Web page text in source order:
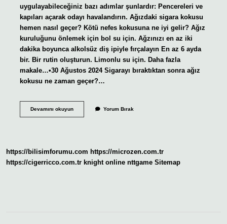
uygulayabileceğiniz bazı adımlar şunlardır: Pencereleri ve
kapıları açarak odayı havalandırın. Ağızdaki sigara kokusu
hemen nasıl geçer? Kötü nefes kokusuna ne iyi gelir? Ağız
kuruluğunu önlemek için bol su için. Ağzınızı en az iki
dakika boyunca alkolsüz diş ipiyle fırçalayın En az 6 ayda
bir. Bir rutin oluşturun. Limonlu su için. Daha fazla
makale…•30 Ağustos 2024 Sigarayı bıraktıktan sonra ağız
kokusu ne zaman geçer?…
Devamını okuyunSigara
Yorum Bırak
https://bilisimforumu.com https://microzen.com.tr
https://cigerricco.com.tr knight online nttgame Sitemap